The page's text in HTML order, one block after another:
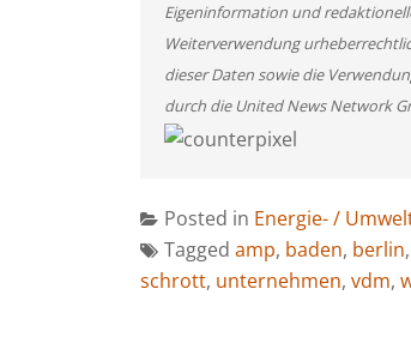
Eigeninformation und
Weiterverwendung
dieser Daten sowie die
durch die United News Network
Posted in Energie- /
Tagged amp, baden, berlin,
schrott, unternehmen, vdm,